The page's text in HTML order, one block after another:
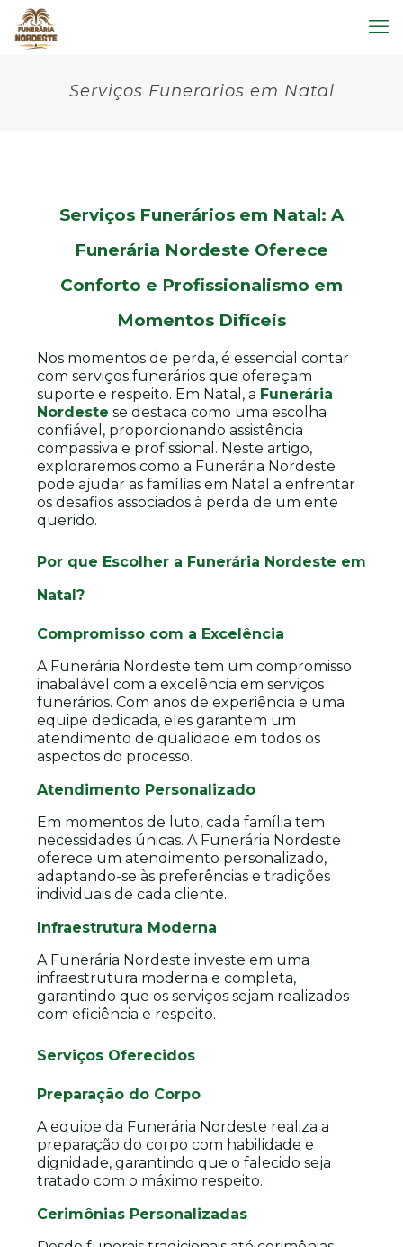
Serviços Funerarios em Natal
Serviços Funerários em Natal: A
Funerária Nordeste Oferece
Conforto e Profissionalismo em
Momentos Difíceis
Nos momentos de perda, é essencial contar
com serviços funerários que ofereçam
suporte e respeito. Em Natal, a Funerária
Nordeste se destaca como uma escolha
confiável, proporcionando assistência
compassiva e profissional. Neste artigo,
exploraremos como a Funerária Nordeste
pode ajudar as famílias em Natal a enfrentar
os desafios associados à perda de um ente
querido.
Por que Escolher a Funerária Nordeste em
Natal?
Compromisso com a Excelência
A Funerária Nordeste tem um compromisso
inabalável com a excelência em serviços
funerários. Com anos de experiência e uma
equipe dedicada, eles garantem um
atendimento de qualidade em todos os
aspectos do processo.
Atendimento Personalizado
Em momentos de luto, cada família tem
necessidades únicas. A Funerária Nordeste
oferece um atendimento personalizado,
adaptando-se às preferências e tradições
individuais de cada cliente.
Infraestrutura Moderna
A Funerária Nordeste investe em uma
infraestrutura moderna e completa,
garantindo que os serviços sejam realizados
com eficiência e respeito.
Serviços Oferecidos
Preparação do Corpo
A equipe da Funerária Nordeste realiza a
preparação do corpo com habilidade e
dignidade, garantindo que o falecido seja
tratado com o máximo respeito.
Cerimônias Personalizadas